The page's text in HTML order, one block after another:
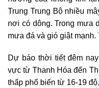
Trung Trung Bộ nhiều
nơi có dông. Trong mưa
mưa đá và gió giật
Dự báo thời tiết đêm
vực từ Thanh Hóa đến
thấp phổ biến từ 16-19